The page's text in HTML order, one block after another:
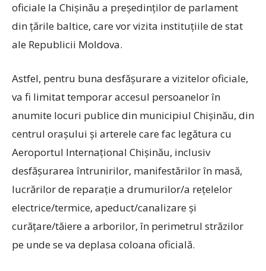
oficiale la Chișinău a președinților de parlament
din țările baltice, care vor vizita instituțiile de stat
ale Republicii Moldova.
Astfel, pentru buna desfășurare a vizitelor oficiale,
va fi limitat temporar accesul persoanelor în
anumite locuri publice din municipiul Chișinău, din
centrul orașului și arterele care fac legătura cu
Aeroportul Internațional Chișinău, inclusiv
desfășurarea întrunirilor, manifestărilor în masă,
lucrărilor de reparație a drumurilor/a rețelelor
electrice/termice, apeduct/canalizare și
curățare/tăiere a arborilor, în perimetrul străzilor
pe unde se va deplasa coloana oficială.